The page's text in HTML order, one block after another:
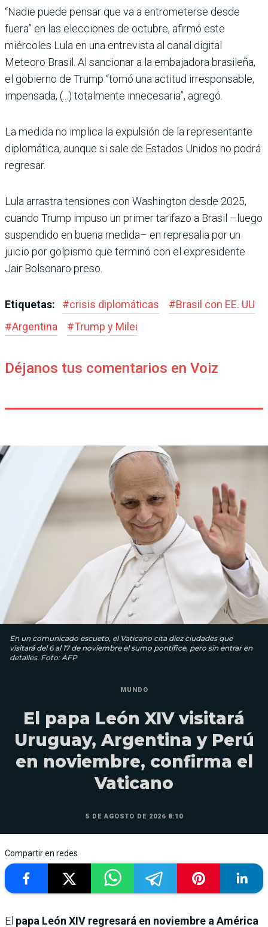
“Nadie puede pensar que va a entrometerse desde
fuera” en las elecciones de octubre, afirmó este
miércoles Lula en una entrevista al canal digital
Meteoro Brasil. Al sancionar a la embajadora brasileña,
el gobierno de Trump “tomó una actitud irresponsable,
impen­sada, (...) totalmente innecesa­ria”, agregó.
La medida no implica la expul­sión de la representante
diplo­mática, aunque si sale de Esta­dos Unidos no podrá
regresar.
Lula arrastra tensiones con Washington desde 2025,
cuando Trump impuso un pri­mer tarifazo a Brasil –luego
suspendido en buena medida– en represalia por un
juicio por golpismo que terminó con el expresidente
Jair Bolsonaro preso.
Etiquetas: #crisis diplomáticas #Brasil con EE. UU
#Argentina #Trump y Milei
Déjanos tus comentarios en Voiz
En un comunicado escueto, el Vaticano cita diez ciudades que
visitará del 6 al 17 de noviembre el sumo pontífice, pero sin entrar en
detalles. Foto: AFP
MUNDO
El papa León XIV visitará
Uruguay, Argentina y Perú
en noviembre, confirma el
Vaticano
5 DE AGOSTO DE 2026 8:10
Compartir en redes
El papa León XIV regresará en noviembre a América